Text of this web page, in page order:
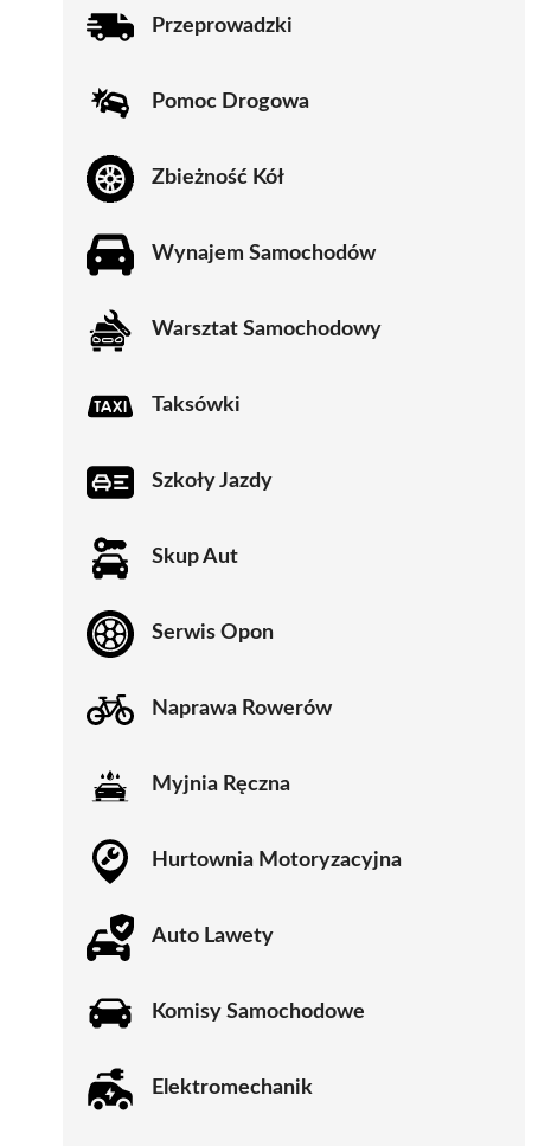
Przeprowadzki
Pomoc Drogowa
Zbieżność Kół
Wynajem Samochodów
Warsztat Samochodowy
Taksówki
Szkoły Jazdy
Skup Aut
Serwis Opon
Naprawa Rowerów
Myjnia Ręczna
Hurtownia Motoryzacyjna
Auto Lawety
Komisy Samochodowe
Elektromechanik